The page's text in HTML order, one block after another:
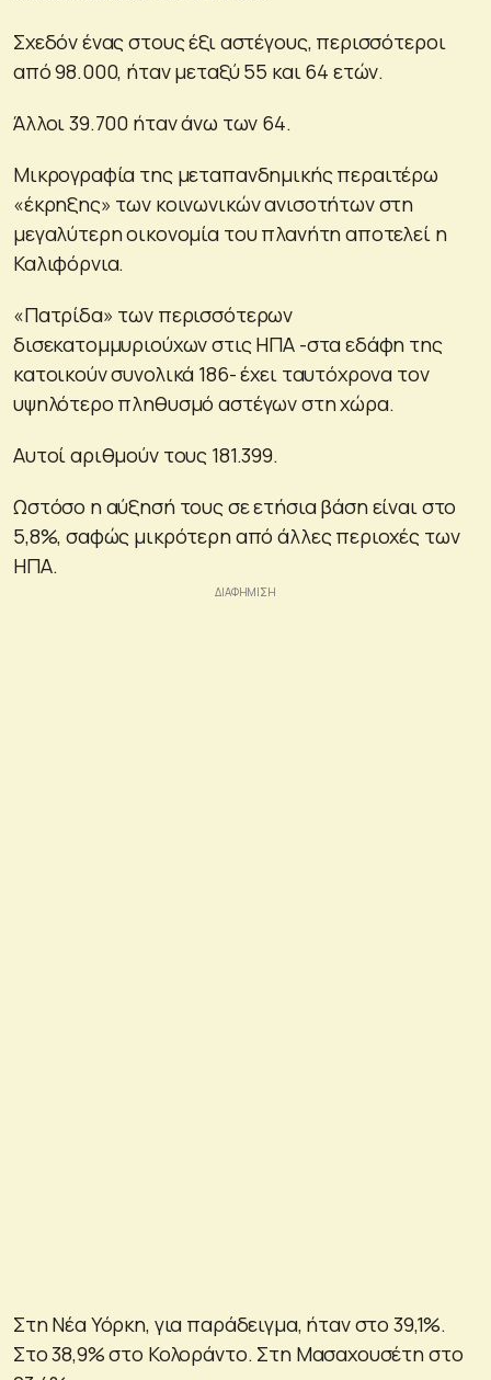
Σχεδόν ένας στους έξι αστέγους, περισσότεροι
από 98.000, ήταν μεταξύ 55 και 64 ετών.
Άλλοι 39.700 ήταν άνω των 64.
Μικρογραφία της μεταπανδημικής περαιτέρω
«έκρηξης» των κοινωνικών ανισοτήτων στη
μεγαλύτερη οικονομία του πλανήτη αποτελεί η
Καλιφόρνια.
«Πατρίδα» των περισσότερων
δισεκατομμυριούχων στις ΗΠΑ -στα εδάφη της
κατοικούν συνολικά 186- έχει ταυτόχρονα τον
υψηλότερο πληθυσμό αστέγων στη χώρα.
Αυτοί αριθμούν τους 181.399.
Ωστόσο η αύξησή τους σε ετήσια βάση είναι στο
5,8%, σαφώς μικρότερη από άλλες περιοχές των
ΗΠΑ.
Στη Νέα Υόρκη, για παράδειγμα, ήταν στο 39,1%.
Στο 38,9% στο Κολοράντο. Στη Μασαχουσέτη στο